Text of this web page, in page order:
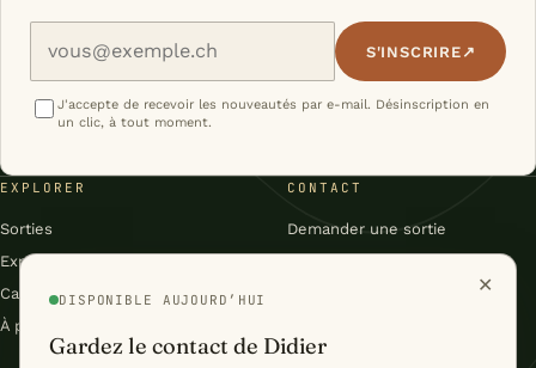
S'INSCRIRE ↗
J'accepte de recevoir les nouveautés par e-mail. Désinscription en
un clic, à tout moment.
EXPLORER
Sorties
Expéditions
Carnet
À propos
CONTACT
Demander une sortie
✕
DISPONIBLE AUJOURD’HUI
Gardez le contact de Didier